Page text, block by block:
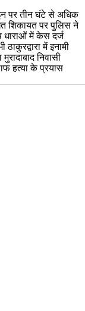
पर तीन घंटे से अधिक
शिकायत पर पुलिस ने
धाराओं में केस दर्ज
में इनामी
निवासी
हत्या के प्रयास